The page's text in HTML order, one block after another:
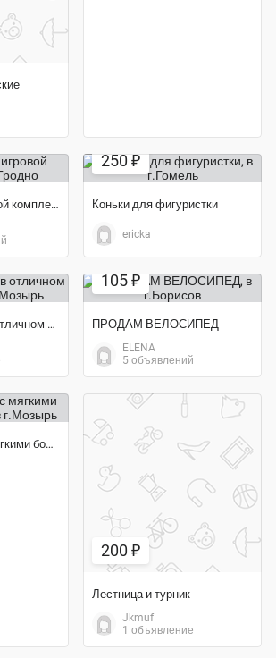
Спортивный игровой комплекс
250 ₽
Коньки для фигуристки
ericka
Продам ролики в отличном состоянии
105 ₽
ПРОДАМ ВЕЛОСИПЕД
ELENA
5 объявлений
Горка детская с мягкими бортами новая
200 ₽
Лестница и турник
Jkmuf
1 объявление